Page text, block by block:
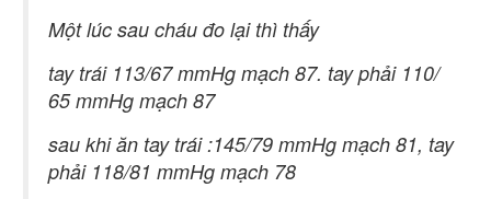
Một lúc sau cháu đo lại thì thấy
tay trái 113/67 mmHg mạch 87. tay phải 110/
65 mmHg mạch 87
sau khi ăn tay trái :145/79 mmHg mạch 81, tay
phải 118/81 mmHg mạch 78